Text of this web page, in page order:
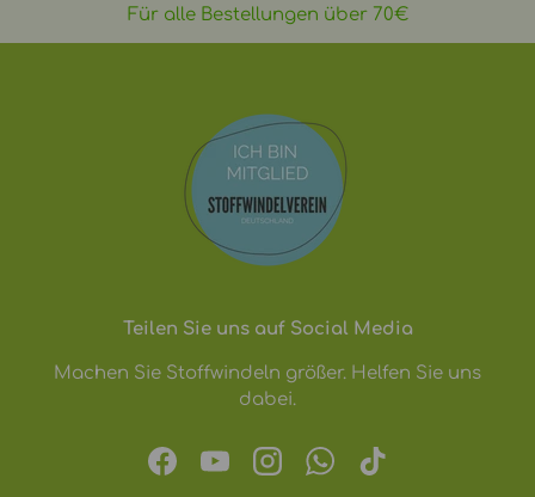
Für alle Bestellungen über 70€
Teilen Sie uns auf Social Media
Machen Sie Stoffwindeln größer. Helfen Sie uns
dabei.
FacebookYouTubeInstagramWhatsApp
TikTok